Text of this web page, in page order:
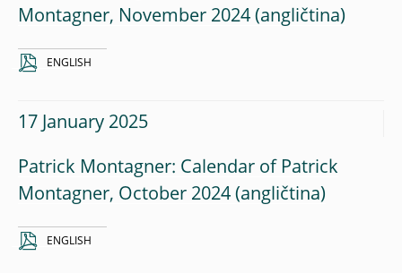
Montagner, November 2024
ENGLISH
17 January 2025
Patrick Montagner: Calendar of Patrick
Montagner, October 2024
ENGLISH